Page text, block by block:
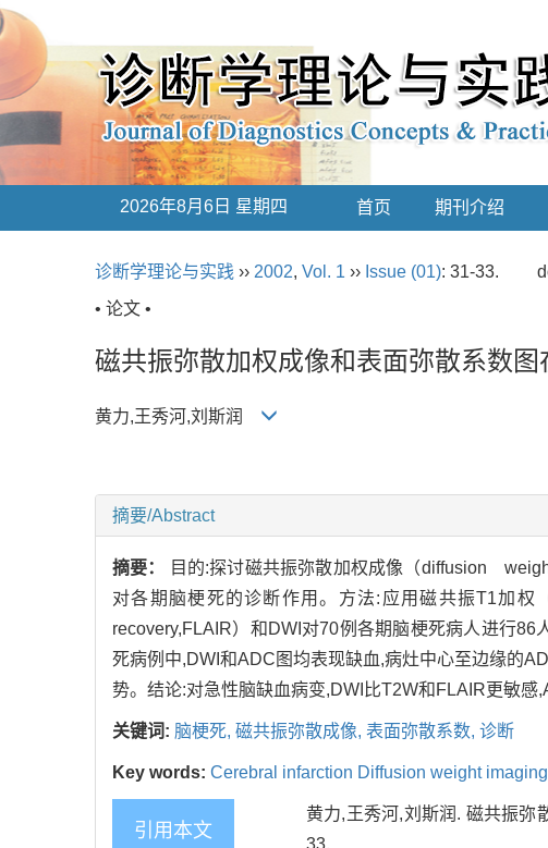
2026年8月6日 星期四 首页 期刊介绍
诊断学理论与实践 ›› 2002, Vol. 1 ›› Issue (01): 31-33.
• 论文 •
磁共振弥散加权成像和表面弥散系数图
黄力,王秀河,刘斯润
摘要/Abstract
摘要：
目的:探讨磁共振弥散加权成像（diffusion
对各期脑梗死的诊断作用。方法:应用磁共振T1加
recovery,FLAIR）和DWI对70例各期脑梗死病人进行
死病例中,DWI和ADC图均表现缺血,病灶中心至边缘的
势。结论:对急性脑缺血病变,DWI比T2W和FLAIR更敏
关键词: 脑梗死, 磁共振弥散成像, 表面弥散系数, 诊断
Key words: Cerebral infarction Diffusion weight
引用本文
黄力,王秀河,刘斯润. 磁共振弥
33.